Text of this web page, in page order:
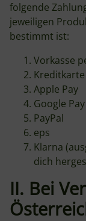
folgende
jeweiligen
bestimmt ist:
Vorkasse
Kreditkarte
Apple Pay
Google Pay
PayPal
eps
Klarna
dich
II. Bei